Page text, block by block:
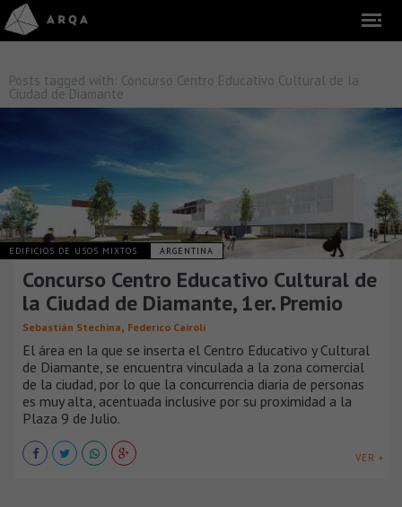
Posts tagged with: Concurso Centro Educativo Cultural de la
Ciudad de Diamante
EDIFICIOS DE USOS MIXTOS ARGENTINA
Concurso Centro Educativo Cultural de
la Ciudad de Diamante, 1er. Premio
Sebastián Stechina, Federico Cairoli
El área en la que se inserta el Centro Educativo y Cultural
de Diamante, se encuentra vinculada a la zona comercial
de la ciudad, por lo que la concurrencia diaria de personas
es muy alta, acentuada inclusive por su proximidad a la
Plaza 9 de Julio.
VER +